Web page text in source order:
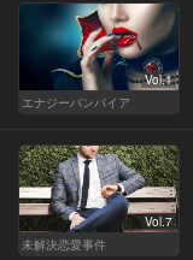
Vol.1
エナジーバンパイア
Vol.7
未解決恋愛事件